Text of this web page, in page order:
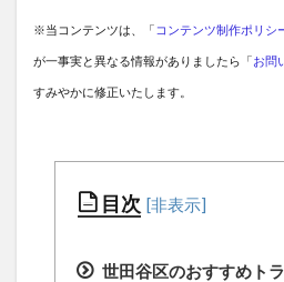
※当コンテンツは、「 コンテンツ制作ポリシ
が一事実と異なる情報がありましたら「お問
すみやかに修正いたします。
目次
世田谷区のおすすめト